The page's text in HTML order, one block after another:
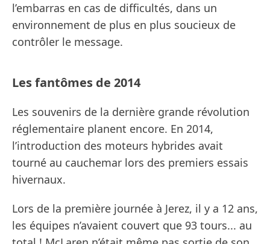
l’embarras en cas de difficultés, dans un
environnement de plus en plus soucieux de
contrôler le message.
Les fantômes de 2014
Les souvenirs de la dernière grande révolution
réglementaire planent encore. En 2014,
l’introduction des moteurs hybrides avait
tourné au cauchemar lors des premiers essais
hivernaux.
Lors de la première journée à Jerez, il y a 12 ans,
les équipes n’avaient couvert que 93 tours... au